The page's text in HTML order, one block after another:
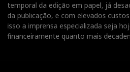
temporal da edição em papel, já
da publicação, e com elevados
isso a imprensa especializada seja
financeiramente quanto mais